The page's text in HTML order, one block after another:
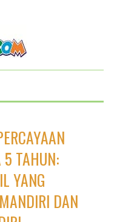
5 TAHUN:
YANG
DAN